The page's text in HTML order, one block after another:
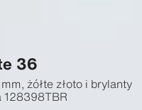
36
żółte złoto i brylanty
128398TBR